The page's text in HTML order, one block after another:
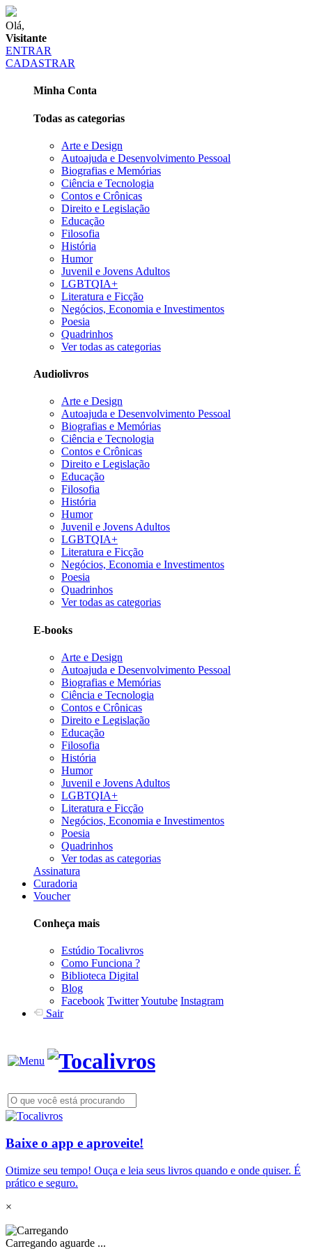
Olá,
Visitante
ENTRAR
CADASTRAR
Minha Conta
Todas as categorias
Arte e Design
Autoajuda e Desenvolvimento Pessoal
Biografias e Memórias
Ciência e Tecnologia
Contos e Crônicas
Direito e Legislação
Educação
Filosofia
História
Humor
Juvenil e Jovens Adultos
LGBTQIA+
Literatura e Ficção
Negócios, Economia e Investimentos
Poesia
Quadrinhos
Ver todas as categorias
Audiolivros
Arte e Design
Autoajuda e Desenvolvimento Pessoal
Biografias e Memórias
Ciência e Tecnologia
Contos e Crônicas
Direito e Legislação
Educação
Filosofia
História
Humor
Juvenil e Jovens Adultos
LGBTQIA+
Literatura e Ficção
Negócios, Economia e Investimentos
Poesia
Quadrinhos
Ver todas as categorias
E-books
Arte e Design
Autoajuda e Desenvolvimento Pessoal
Biografias e Memórias
Ciência e Tecnologia
Contos e Crônicas
Direito e Legislação
Educação
Filosofia
História
Humor
Juvenil e Jovens Adultos
LGBTQIA+
Literatura e Ficção
Negócios, Economia e Investimentos
Poesia
Quadrinhos
Ver todas as categorias
Assinatura
Curadoria
Voucher
Conheça mais
Estúdio Tocalivros
Como Funciona ?
Biblioteca Digital
Blog
Facebook TwitterYoutube Instagram
Sair
Baixe o app e aproveite!
Otimize seu tempo! Ouça e leia seus livros quando e onde quiser. É
prático e seguro.
×
Carregando aguarde ...